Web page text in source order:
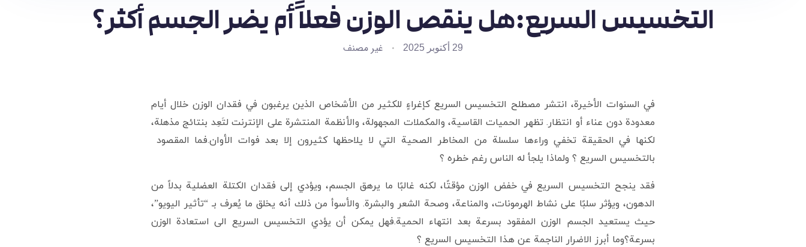
التخسيس السريع:هل ينقص الوزن فعلاً أم يضر الجسم أكثر؟
29 أكتوبر 2025 غير مصنف
في السنوات الأخيرة، انتشر مصطلح التخسيس السريع كإغراءٍ للكثير من الأشخاص الذين يرغبون في فقدان الوزن خلال أيام
معدودة دون عناء أو انتظار. تظهر الحميات القاسية، والمكملات المجهولة، والأنظمة المنتشرة على الإنترنت لتَعِد بنتائج مذهلة،
لكنها في الحقيقة تخفي وراءها سلسلة من المخاطر الصحية التي لا يلاحظها كثيرون إلا بعد فوات الأوان.فما المقصود
بالتخسيس السريع ؟ ولماذا يلجأ له الناس رغم خطره ؟
فقد ينجح التخسيس السريع في خفض الوزن مؤقتًا، لكنه غالبًا ما يرهق الجسم، ويؤدي إلى فقدان الكتلة العضلية بدلاً من
الدهون، ويؤثر سلبًا على نشاط الهرمونات، والمناعة، وصحة الشعر والبشرة. والأسوأ من ذلك أنه يخلق ما يُعرف بـ “تأثير اليويو”،
حيث يستعيد الجسم الوزن المفقود بسرعة بعد انتهاء الحمية.فهل يمكن أن يؤدي التخسيس السريع الى استعادة الوزن
بسرعة؟وما أبرز الاضرار الناجمة عن هذا التخسيس السريع ؟